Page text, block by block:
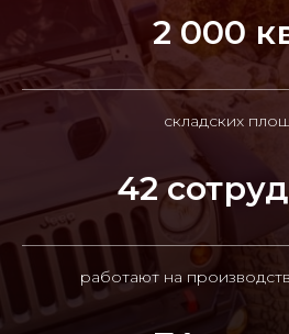
2 000
складских
42
работают на